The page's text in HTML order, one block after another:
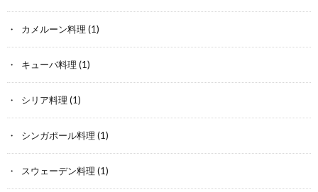
カメルーン料理 (1)
キューバ料理 (1)
シリア料理 (1)
シンガポール料理 (1)
スウェーデン料理 (1)